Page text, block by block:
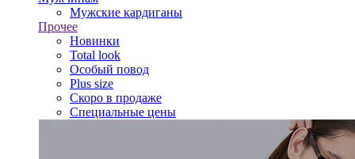
Мужские кардиганы
Прочее
Новинки
Total look
Особый повод
Plus size
Скоро в продаже
Специальные цены